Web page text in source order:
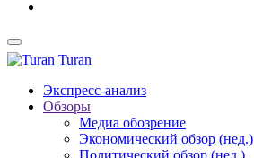
Turan
Экспресс-анализ
Обзоры
Медиа обозрение
Экономический обзор (нед.)
Политический обзор (нед.)